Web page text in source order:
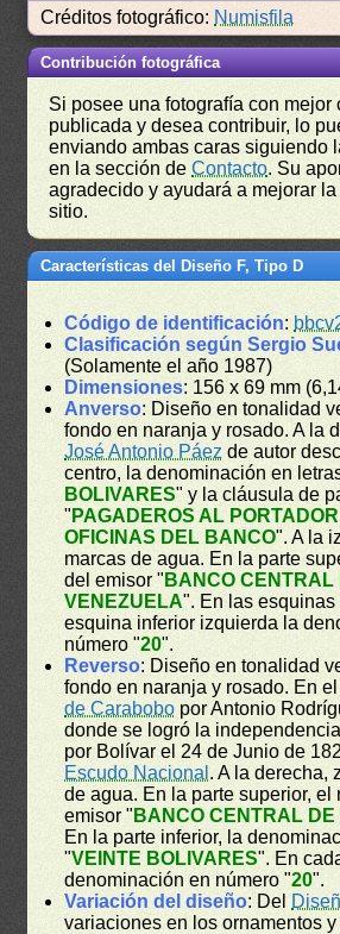
Créditos fotográfico: Numisfila
Contribución fotográfica
Si posee una fotografía con mejor
publicada y desea contribuir, lo
enviando ambas caras siguiendo
en la sección deContacto. Su
agradecido y ayudará a mejorar
sitio.
Características del Diseño F, Tipo D
Código de identificación:
Clasificación según Sergio
(Solamente el año 1987)
Dimensiones: 156 x 69 mm
Anverso: Diseño en tonalidad
fondo en naranja y rosado. A la
José Antonio Páez de autor
centro, la denominación en
BOLIVARES" y la cláusula de
" PAGADEROS AL
OFICINAS DEL BANCO". A la
marcas de agua. En la parte
del emisor " BANCO CENTRAL
VENEZUELA". En las
esquina inferior izquierda la
número "20".
Reverso: Diseño en tonalidad
fondo en naranja y rosado. En
de Carabobo por Antonio
donde se logró la
por Bolívar el 24 de Junio de
Escudo Nacional . A la derecha,
de agua. En la parte superior, el
emisor " BANCO CENTRAL
En la parte inferior, la
"VEINTE BOLIVARES". En
denominación en número "20".
Variación del diseño: Del
variaciones en los ornamentos